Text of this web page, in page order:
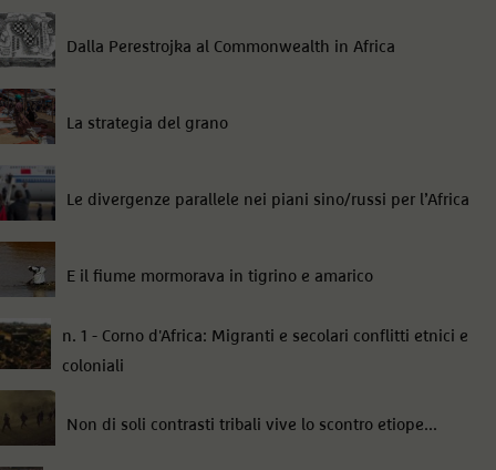
Dalla Perestrojka al Commonwealth in Africa
La strategia del grano
Le divergenze parallele nei piani sino/russi per l’Africa
E il fiume mormorava in tigrino e amarico
n. 1 - Corno d'Africa: Migranti e secolari conflitti etnici e
coloniali
Non di soli contrasti tribali vive lo scontro etiope...